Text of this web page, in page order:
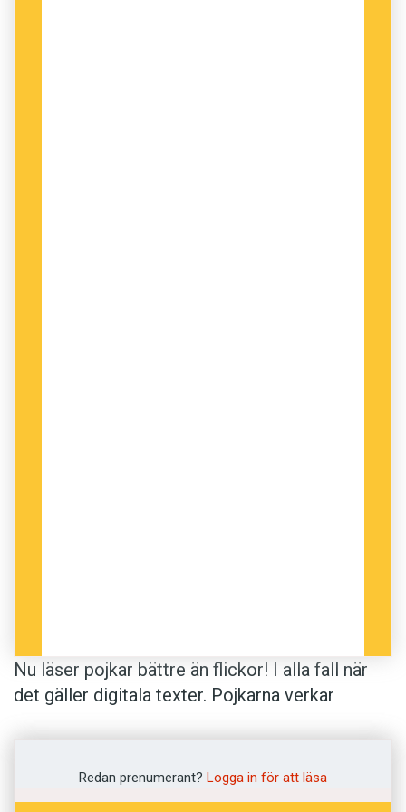
Nu läser pojkar bättre än flickor! I alla fall när
det gäller digitala texter. Pojkarna verkar
forskare i pedagogik.
Redan prenumerant? Logga in för att läsa